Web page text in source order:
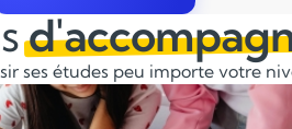
ses études peu importe votre